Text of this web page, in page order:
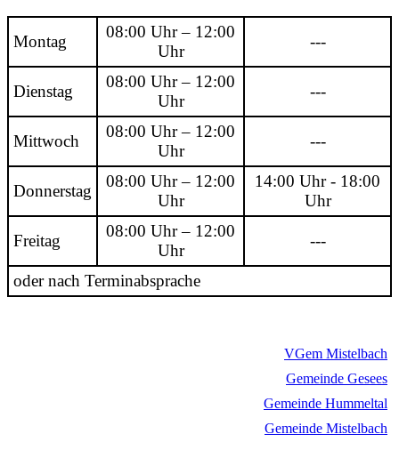
Montag
08:00 Uhr – 12:00
Uhr
---
Dienstag
08:00 Uhr – 12:00
Uhr
---
Mittwoch
08:00 Uhr – 12:00
Uhr
---
Donnerstag
08:00 Uhr – 12:00
Uhr
14:00 Uhr - 18:00
Uhr
Freitag
08:00 Uhr – 12:00
Uhr
---
oder nach Terminabsprache
VGem Mistelbach
Gemeinde Gesees
Gemeinde Hummeltal
Gemeinde Mistelbach